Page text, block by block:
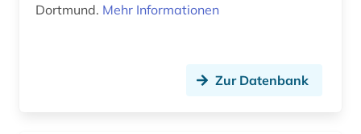
behörden (1)
belgien (2)
Dortmund. Mehr Informationen
Zur Datenbank